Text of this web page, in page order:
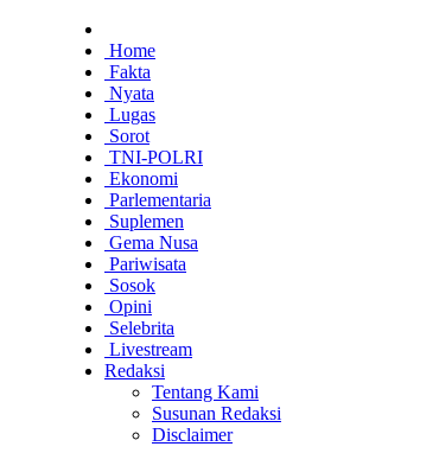
Home
Fakta
Nyata
Lugas
Sorot
TNI-POLRI
Ekonomi
Parlementaria
Suplemen
Gema Nusa
Pariwisata
Sosok
Opini
Selebrita
Livestream
Redaksi
Tentang Kami
Susunan Redaksi
Disclaimer